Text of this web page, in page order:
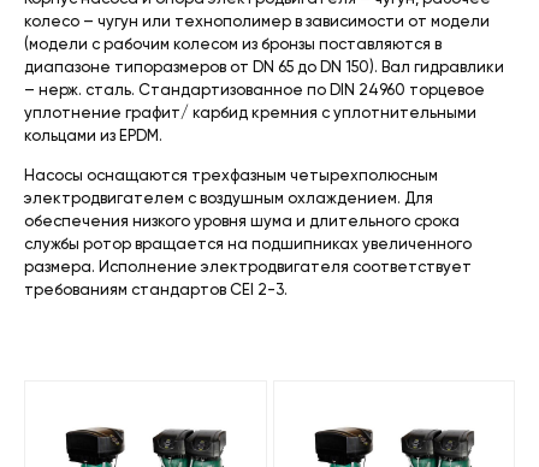
колесо – чугун или технополимер в зависимости от модели
(модели с рабочим колесом из бронзы поставляются в
диапазоне типоразмеров от DN 65 до DN 150). Вал гидравлики
– нерж. сталь. Стандартизованное по DIN 24960 торцевое
уплотнение графит/ карбид кремния с уплотнительными
кольцами из EPDM.
Насосы оснащаются трехфазным четырехполюсным
электродвигателем с воздушным охлаждением. Для
обеспечения низкого уровня шума и длительного срока
службы ротор вращается на подшипниках увеличенного
размера. Исполнение электродвигателя соответствует
требованиям стандартов CEI 2-3.